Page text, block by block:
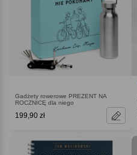
Gadżety rowerowe PREZENT NA
ROCZNICĘ dla niego
199,90 zł